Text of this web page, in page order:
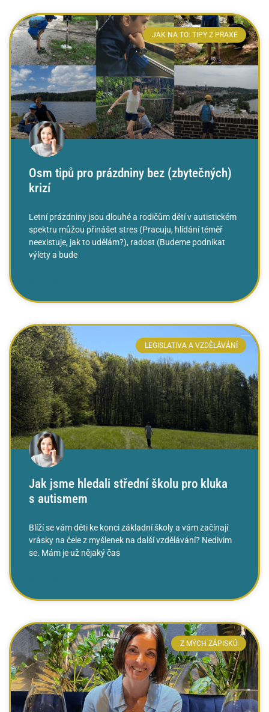
JAK NA TO: TIPY Z PRAXE
Osm tipů pro prázdniny bez (zbytečných)
krizí
Letní prázdniny jsou dlouhé a rodičům dětí v autistickém
spektru můžou přinášet stres (Pracuju, hlídání téměř
neexistuje, jak to udělám?), radost (Budeme podnikat
výlety a bude
LEGISLATIVA A VZDĚLÁVÁNÍ
Jak jsme hledali střední školu pro kluka
s autismem
Blíží se vám děti ke konci základní školy a vám začínají
vrásky na čele z myšlenek na další vzdělávání? Nedivím
se. Mám je už nějaký čas
Z MÝCH ZÁPISKŮ